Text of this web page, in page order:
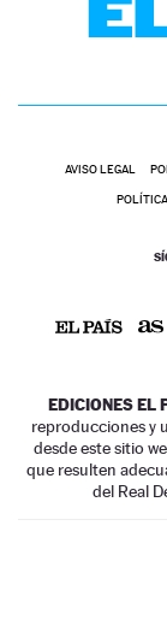
AVISO LEGAL
EDICIONES EL
reproducciones y
desde este sitio
que resulten
del Real